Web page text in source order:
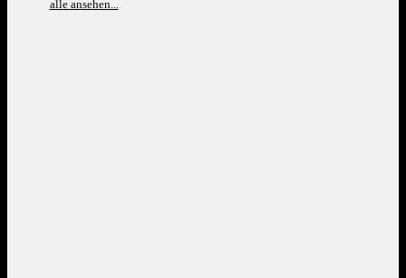
alle ansehen...